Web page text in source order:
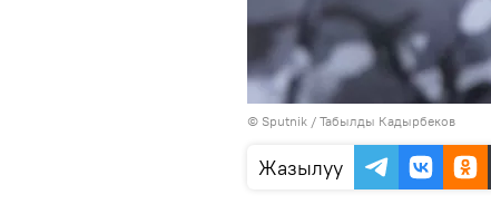
© Sputnik / Табылды Кадырбеков
Жазылуу